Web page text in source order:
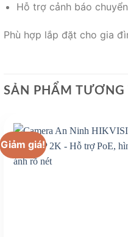
Hỗ trợ cảnh báo
Phù hợp lắp đặt cho gia
SẢN PHẨM TƯƠNG
Giảm giá!